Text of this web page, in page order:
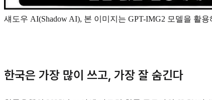
섀도우 AI(Shadow AI), 본 이미지는 GPT-IMG2 모델을 활
한국은 가장 많이 쓰고, 가장 잘 숨긴다